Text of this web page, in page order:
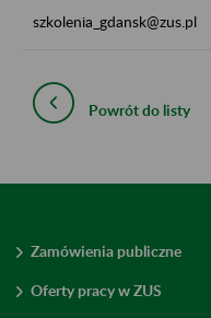
szkolenia_gdansk@zus.pl
Powrót do listy
Zamówienia publiczne
Oferty pracy w ZUS